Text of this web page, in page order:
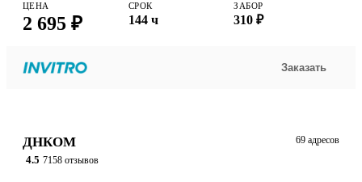
ЦЕНА
2 695 ₽
СРОК
144 ч
ЗАБОР
310 ₽
Заказать
ДНКОМ
4.5 7158 отзывов
69 адресов